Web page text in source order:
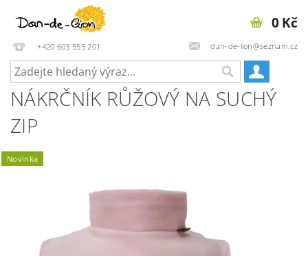
+420 603 555 201 dan-de-lion@seznam.cz
0 Kč
NÁKRČNÍK RŮŽOVÝ NA SUCHÝ
ZIP
Novinka